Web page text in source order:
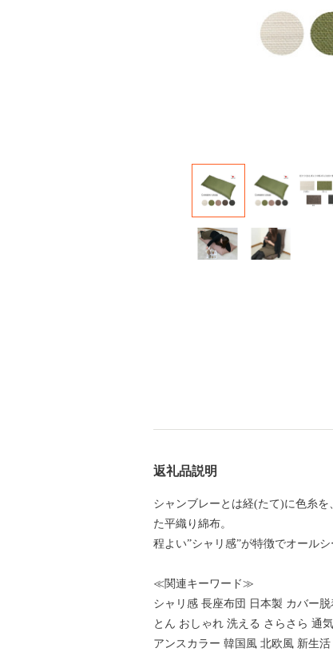
返礼品説明
シャンブレーとは経(たて)に色糸
た平織り綿布。
程よい”シャリ感”が特徴でオール
≪関連キーワード≫
シャリ感 長座布団 日本製 カバー
とん おしゃれ 洗える さらさら 通
アンスカラー 韓国風 北欧風 新生活